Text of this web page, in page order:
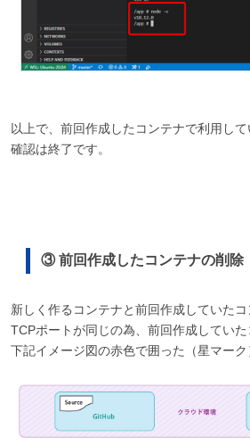
以上で、前回作成したコンテナで利用し
確認は終了です。
③ 前回作成したコンテナの削除
新しく作るコンテナと前回作成していた
TCPポートが同じの為、前回作成していた
下記イメージ図の赤色で囲った（星マーク